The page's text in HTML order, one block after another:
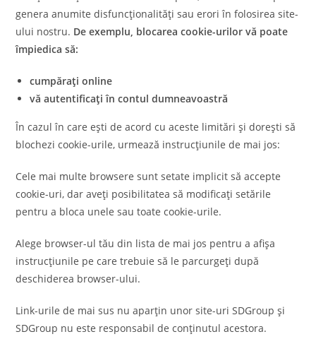
genera anumite disfuncționalități sau erori în folosirea site-
ului nostru. De exemplu, blocarea cookie-urilor vă poate
împiedica să:
cumpărați online
vă autentificați în contul dumneavoastră
În cazul în care ești de acord cu aceste limitări și dorești să
blochezi cookie-urile, urmează instrucțiunile de mai jos:
Cele mai multe browsere sunt setate implicit să accepte
cookie-uri, dar aveți posibilitatea să modificați setările
pentru a bloca unele sau toate cookie-urile.
Alege browser-ul tău din lista de mai jos pentru a afișa
instrucțiunile pe care trebuie să le parcurgeți după
deschiderea browser-ului.
Link-urile de mai sus nu aparțin unor site-uri SDGroup și
SDGroup nu este responsabil de conținutul acestora.